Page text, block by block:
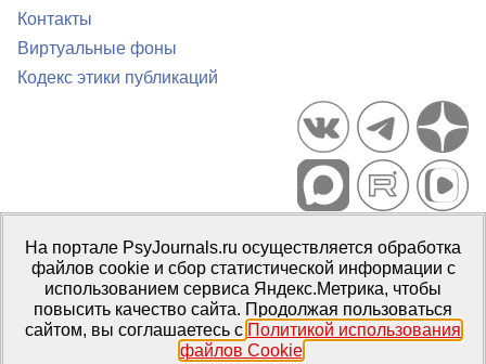
Контакты
Виртуальные фоны
Кодекс этики публикаций
Портал психологических изданий PsyJournals.ru, 2007–2026
Правила использования материалов
Свидетельство регистрации СМИЭл № ФС77-66447 от 14 июля
2016 г.
Издатель: ФГБОУ ВО МГППУ
На портале PsyJournals.ru осуществляется обработка
файлов cookie и сбор статистической информации с
использованием сервиса Яндекс.Метрика, чтобы
повысить качество сайта. Продолжая пользоваться
сайтом, вы соглашаетесь с Политикой использования
файлов Cookie.